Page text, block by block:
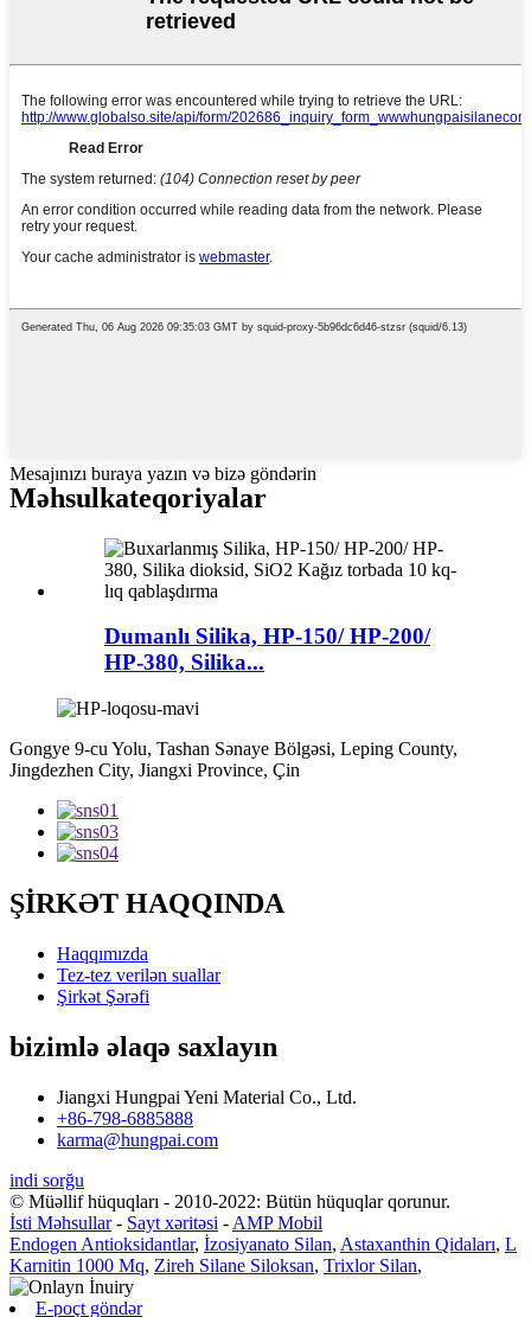
Mesajınızı buraya yazın və bizə göndərin
Məhsulkateqoriyalar
Dumanlı Silika, HP-150/ HP-200/
HP-380, Silika...
Gongye 9-cu Yolu, Tashan Sənaye Bölgəsi, Leping County,
Jingdezhen City, Jiangxi Province, Çin
ŞİRKƏT HAQQINDA
Haqqımızda
Tez-tez verilən suallar
Şirkət Şərəfi
bizimlə əlaqə saxlayın
Jiangxi Hungpai Yeni Material Co., Ltd.
+86-798-6885888
karma@hungpai.com
indi sorğu
© Müəllif hüquqları - 2010-2022: Bütün hüquqlar qorunur.
İsti Məhsullar- Sayt xəritəsi - AMP Mobil
Endogen Antioksidantlar, İzosiyanato Silan, Astaxanthin Qidaları, L
Karnitin 1000 Mq, Zireh Silane Siloksan, Trixlor Silan,
E-poçt göndər